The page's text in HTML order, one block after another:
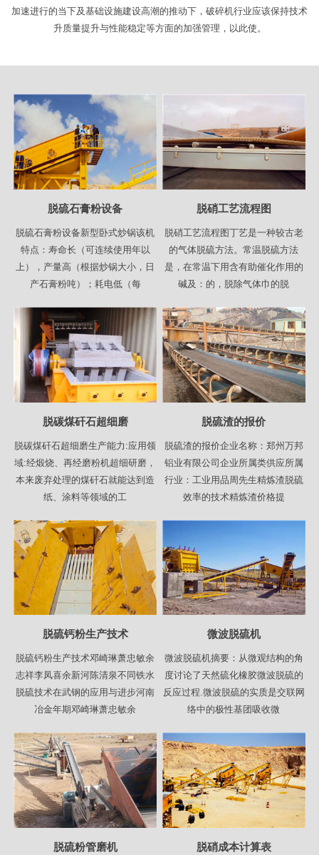
加速进行的当下及基础设施建设高潮的推动下，破碎机行业应该保持技术
升质量提升与性能稳定等方面的加强管理，以此使。
脱硫石膏粉设备
脱硫石膏粉设备新型卧式炒锅该机
特点：寿命长（可连续使用年以
上），产量高（根据炒锅大小，日
产石膏粉吨）；耗电低（每
脱硝工艺流程图
脱硝工艺流程图丁艺是一种较古老
的气体脱硫方法。常温脱硫方法
是，在常温下用含有助催化作用的
碱及：的，脱除气体巾的脱
脱碳煤矸石超细磨
脱碳煤矸石超细磨生产能力:应用领
域:经煅烧、再经磨粉机超细研磨，
本来废弃处理的煤矸石就能达到造
纸、涂料等领域的工
脱硫渣的报价
脱硫渣的报价企业名称：郑州万邦
铝业有限公司企业所属类供应所属
行业：工业用品周先生精炼渣脱硫
效率的技术精炼渣价格提
脱硫钙粉生产技术
脱硫钙粉生产技术邓崎琳萧忠敏余
志祥李凤喜余新河陈清泉不同铁水
脱硫技术在武钢的应用与进步河南
冶金年期邓崎琳萧忠敏余
微波脱硫机
微波脱硫机摘要：从微观结构的角
度讨论了天然硫化橡胶微波脱硫的
反应过程.微波脱硫的实质是交联网
络中的极性基团吸收微
脱硫粉管磨机 脱硝成本计算表